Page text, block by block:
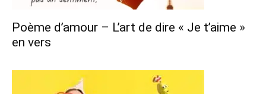
Poème d’amour – L’art de dire « Je t’aime »
en vers